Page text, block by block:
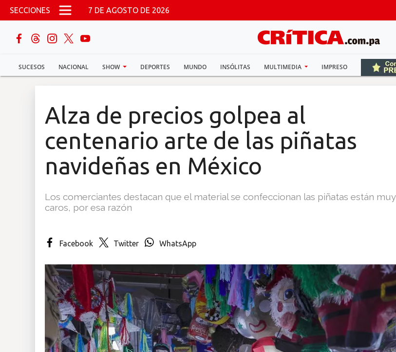
Pasar al contenido principal
SECCIONES 7 DE AGOSTO DE 2026
SUCESOS NACIONAL SHOW DEPORTES MUNDO INSÓLITAS MULTIMEDIA IMPRESO
buscar
Sucesos
Multimedia
Alza de precios golpea al
centenario arte de las piñatas
navideñas en México
Los comerciantes destacan que el material se confeccionan las piñatas están muy
caros, por esa razón
Facebook Twitter WhatsApp